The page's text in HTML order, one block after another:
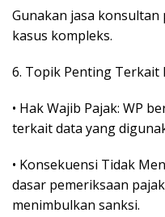
Gunakan jasa konsultan
kasus kompleks.
6. Topik Penting Terkait
• Hak Wajib Pajak: WP
terkait data yang
• Konsekuensi Tidak
dasar pemeriksaan
menimbulkan sanksi.